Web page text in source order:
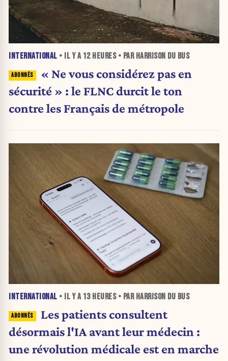
INTERNATIONAL • IL Y A 12 HEURES• PAR HARRISON DU BUS
« Ne vous considérez pas en
sécurité » : le FLNC durcit le ton
contre les Français de métropole
INTERNATIONAL • IL Y A 13 HEURES• PAR HARRISON DU BUS
Les patients consultent
désormais l'IA avant leur médecin :
une révolution médicale est en marche